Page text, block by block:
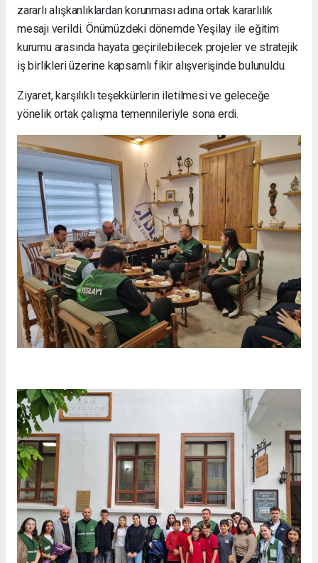
zararlı alışkanlıklardan korunması adına ortak kararlılık
mesajı verildi. Önümüzdeki dönemde Yeşilay ile eğitim
kurumu arasında hayata geçirilebilecek projeler ve stratejik
iş birlikleri üzerine kapsamlı fikir alışverişinde bulunuldu.
Ziyaret, karşılıklı teşekkürlerin iletilmesi ve geleceğe
yönelik ortak çalışma temennileriyle sona erdi.